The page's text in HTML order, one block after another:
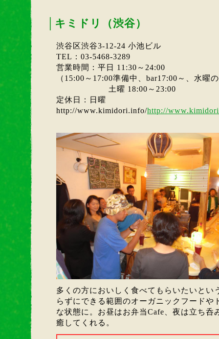
キミドリ（渋谷）
渋谷区渋谷3-12-24 小池ビル
TEL：03-5468-3289
営業時間：平日 11:30～24:00
（15:00～17:00準備中、bar17:00～、水曜
土曜 18:00～23:00
定休日：日曜
http://www.kimidori.info/http://
多くの方においしく食べてもらいたいとい
らずにできる範囲のオーガニックフードや
な状態に。お昼はお弁当Cafe、夜は立ち呑
癒してくれる。